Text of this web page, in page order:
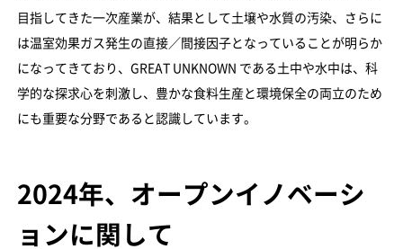
目指してきた一次産業が、結果として土壌や水質の汚染、さらに
は温室効果ガス発生の直接／間接因子となっていることが明らか
になってきており、GREAT UNKNOWN である土中や水中は、科
学的な探求心を刺激し、豊かな食料生産と環境保全の両立のため
にも重要な分野であると認識しています。
2024年、オープンイノベーシ
ョンに関して